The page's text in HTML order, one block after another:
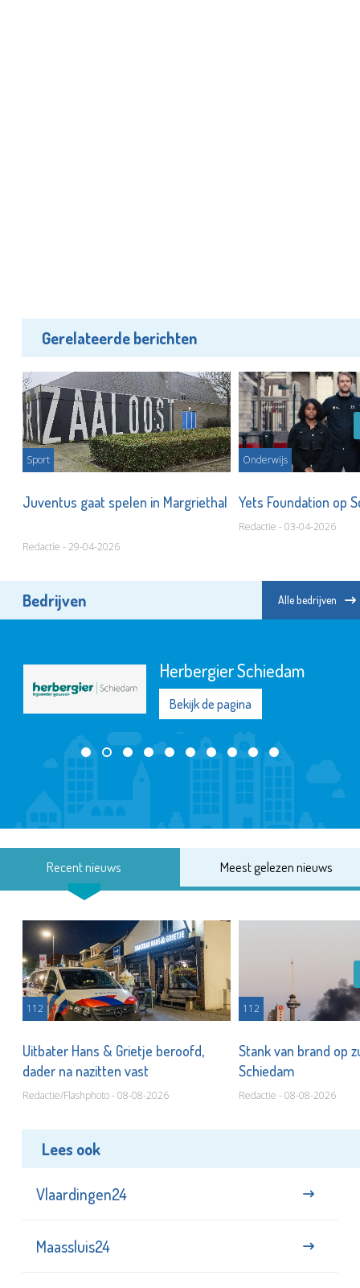
Gerelateerde berichten
Sport
Juventus gaat spelen in Margriethal
Redactie - 29-04-2026
Onderwijs
Yets Foundation op
Redactie - 03-04-2026
Bedrijven Alle bedrijven
Herbergier Schiedam
Bekijk de pagina
Recent nieuws Meest gelezen nieuws
112
Uitbater Hans & Grietje beroofd,
dader na nazitten vast
Redactie/Flashphoto - 08-08-2026
112
Stank van brand op
Schiedam
Redactie - 08-08-2026
Lees ook
Vlaardingen24
Maassluis24